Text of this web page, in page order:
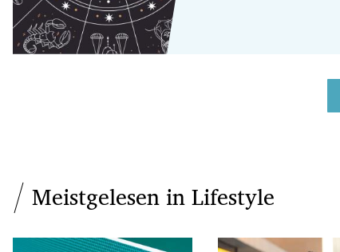
Meistgelesen in Lifestyle